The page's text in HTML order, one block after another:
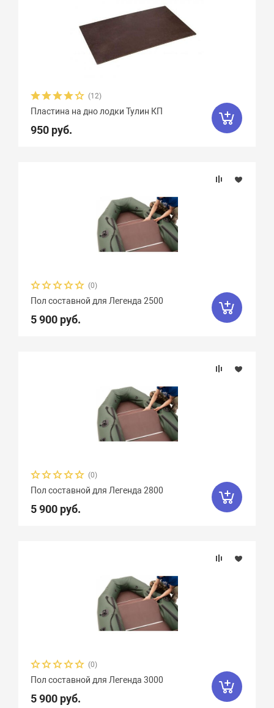
(12)
Пластина на дно лодки Тулин КП
950 руб.
(0)
Пол составной для Легенда 2500
5 900 руб.
(0)
Пол составной для Легенда 2800
5 900 руб.
(0)
Пол составной для Легенда 3000
5 900 руб.